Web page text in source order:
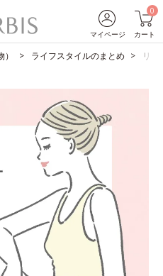
マイページ
0
カート
ライフスタイルのまとめ リ